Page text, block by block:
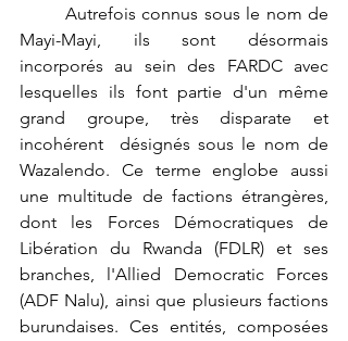
Mayi-Mayi, ils sont désormais
incorporés au sein des FARDC avec
lesquelles ils font partie d'un même
grand groupe, très disparate et
incohérent  désignés sous le nom de
Wazalendo. Ce terme englobe aussi
une multitude de factions étrangères,
dont les Forces Démocratiques de
Libération du Rwanda (FDLR) et ses
branches, l'Allied Democratic Forces
(ADF Nalu), ainsi que plusieurs factions
burundaises. Ces entités, composées